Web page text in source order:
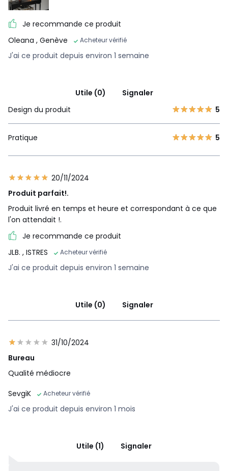
Je recommande ce produit
Oleana , Genève Acheteur vérifié
J'ai ce produit depuis environ 1 semaine
Utile (0)
Signaler
Design du produit
5
Pratique 5
20/11/2024
Produit parfait!.
Produit livré en temps et heure et correspondant à ce que
l'on attendait !.
Je recommande ce produit
JLB. , ISTRES Acheteur vérifié
J'ai ce produit depuis environ 1 semaine
Utile (0) Signaler
31/10/2024
Bureau
Qualité médiocre
SevgiK
Acheteur vérifié
J'ai ce produit depuis environ 1 mois
Utile (1) Signaler